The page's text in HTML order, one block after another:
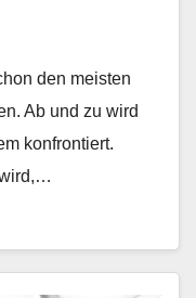
den meisten
Ab und zu wird
konfrontiert.